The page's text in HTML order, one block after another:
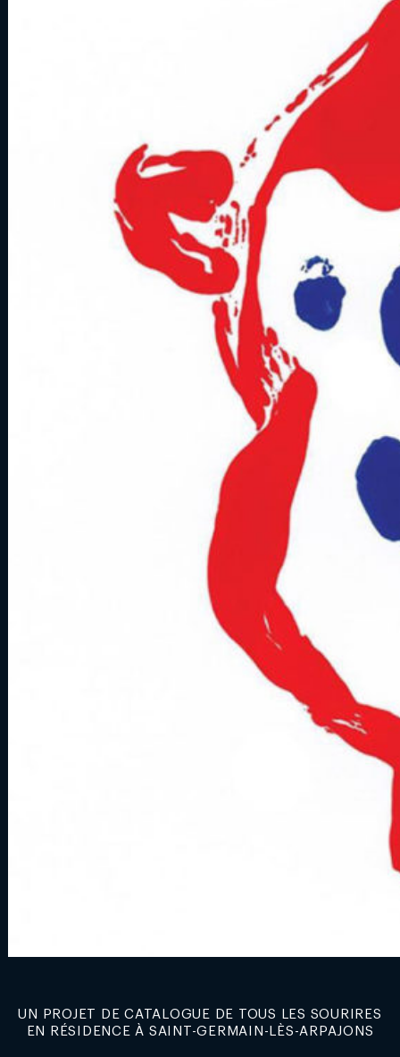
UN PROJET DE CATALOGUE DE TOUS LES SOURIRES
EN RÉSIDENCE À SAINT-GERMAIN-LÈS-ARPAJONS